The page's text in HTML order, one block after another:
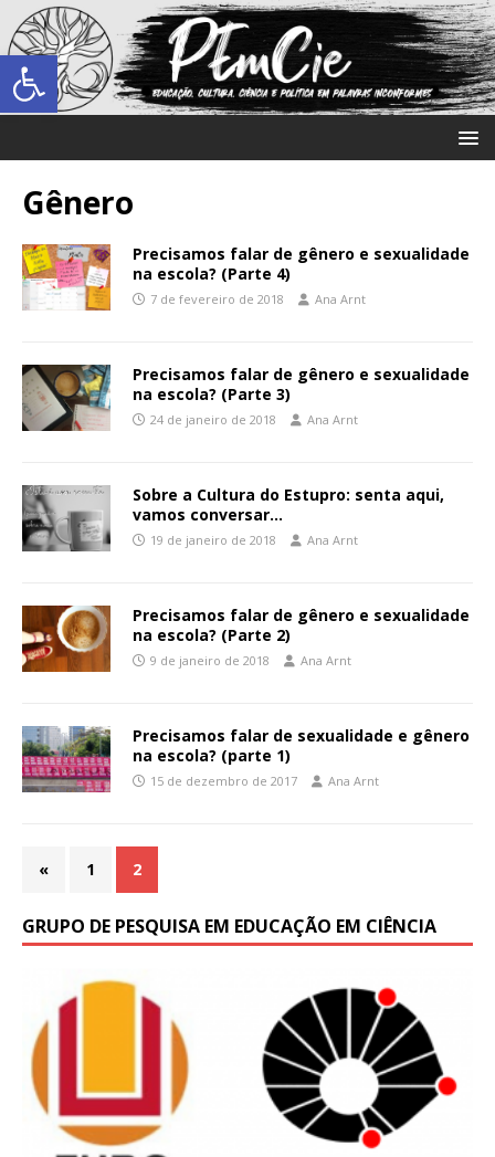
Abrir a barra de ferramentas
Gênero
Precisamos falar de gênero e sexualidade
na escola? (Parte 4)
7 de fevereiro de 2018 Ana Arnt
Precisamos falar de gênero e sexualidade
na escola? (Parte 3)
24 de janeiro de 2018 Ana Arnt
Sobre a Cultura do Estupro: senta aqui,
vamos conversar…
19 de janeiro de 2018 Ana Arnt
Precisamos falar de gênero e sexualidade
na escola? (Parte 2)
9 de janeiro de 2018 Ana Arnt
Precisamos falar de sexualidade e gênero
na escola? (parte 1)
15 de dezembro de 2017 Ana Arnt
« 1 2
GRUPO DE PESQUISA EM EDUCAÇÃO EM CIÊNCIA